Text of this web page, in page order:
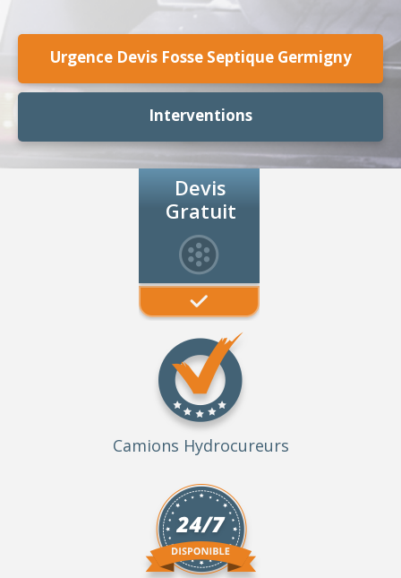
Urgence Devis Fosse Septique Germigny
Interventions
Devis
Gratuit
Camions Hydrocureurs